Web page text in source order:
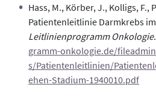
Hass, M., Körber, J., Kolligs, F.,
Patientenleitlinie Darmkrebs
Leitlinienprogramm Onkologie.
gramm-onkologie.de/
s/Patientenleitlinien/
ehen-Stadium-1940010.pdf